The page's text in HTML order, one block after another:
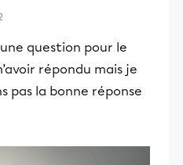
question pour le
répondu mais je
pas la bonne réponse